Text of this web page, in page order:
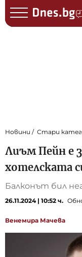
Новини Стари
Лиъм Пейн е
хотелската
Балконът бил
26.11.2024 | 10:52 ч.
Венемира Мачева